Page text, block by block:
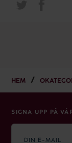
HEM
SIGNA UPP PÅ
mail